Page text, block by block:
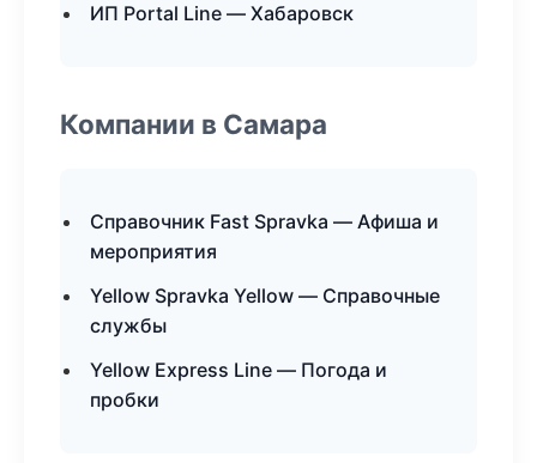
ИП Portal Line — Хабаровск
Компании в Самара
Справочник Fast Spravka — Афиша и
мероприятия
Yellow Spravka Yellow — Справочные
службы
Yellow Express Line — Погода и
пробки